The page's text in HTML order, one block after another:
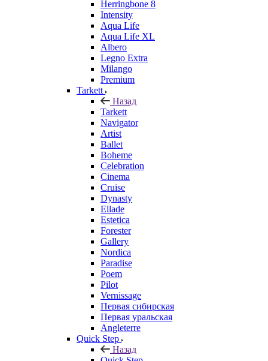
Herringbone 8
Intensity
Aqua Life
Aqua Life XL
Albero
Legno Extra
Milango
Premium
Tarkett
Назад
Tarkett
Navigator
Artist
Ballet
Boheme
Celebration
Cinema
Cruise
Dynasty
Ellade
Estetica
Forester
Gallery
Nordica
Paradise
Poem
Pilot
Vernissage
Первая сибирская
Первая уральская
Angleterre
Quick Step
Назад